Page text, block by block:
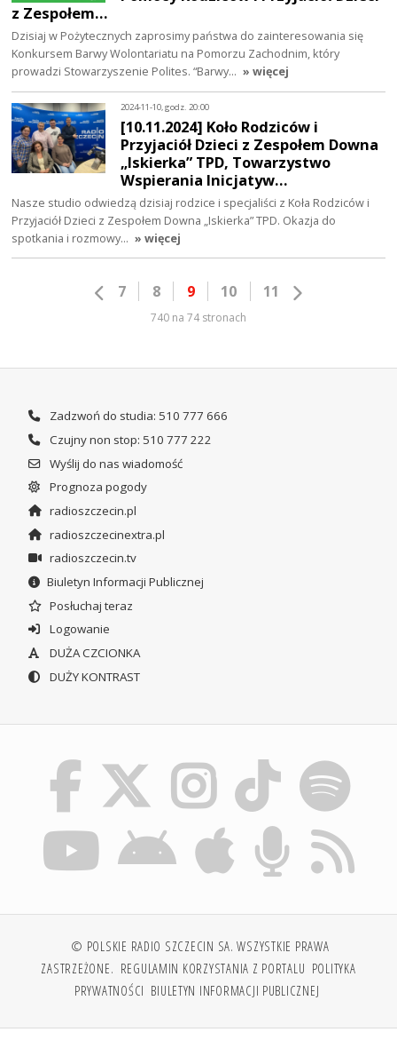
z Zespołem…
Dzisiaj w Pożytecznych zaprosimy państwa do zainteresowania się
Konkursem Barwy Wolontariatu na Pomorzu Zachodnim, który
prowadzi Stowarzyszenie Polites. “Barwy… » więcej
2024-11-10, godz. 20:00
[10.11.2024] Koło Rodziców i
Przyjaciół Dzieci z Zespołem Downa
„Iskierka” TPD, Towarzystwo
Wspierania Inicjatyw…
Nasze studio odwiedzą dzisiaj rodzice i specjaliści z Koła Rodziców i
Przyjaciół Dzieci z Zespołem Downa „Iskierka” TPD. Okazja do
spotkania i rozmowy… » więcej
7 8 9 10 11
740 na 74 stronach
Zadzwoń do studia: 510 777 666
Czujny non stop: 510 777 222
Wyślij do nas wiadomość
Prognoza pogody
radioszczecin.pl
radioszczecinextra.pl
radioszczecin.tv
Biuletyn Informacji Publicznej
Posłuchaj teraz
Logowanie
DUŻA CZCIONKA
DUŻY KONTRAST
© POLSKIE RADIO SZCZECIN SA. WSZYSTKIE PRAWA
ZASTRZEŻONE. REGULAMIN KORZYSTANIA Z PORTALU POLITYKA
PRYWATNOŚCI BIULETYN INFORMACJI PUBLICZNEJ